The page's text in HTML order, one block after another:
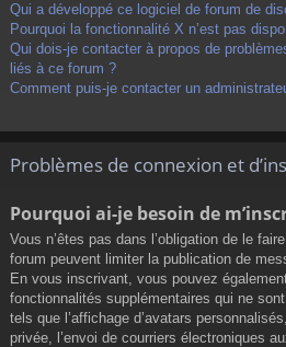
Qui a développé ce logiciel de forum de
Pourquoi la fonctionnalité X n’est pas
Qui dois-je contacter à propos de
liés à ce forum ?
Comment puis-je contacter un
Problèmes de connexion et
Pourquoi ai-je besoin de
Vous n’êtes pas dans l’obligation de le
forum peuvent limiter la publication de
En vous inscrivant, vous pouvez
fonctionnalités supplémentaires qui ne
tels que l’affichage d’avatars
privée, l’envoi de courriers électroniques